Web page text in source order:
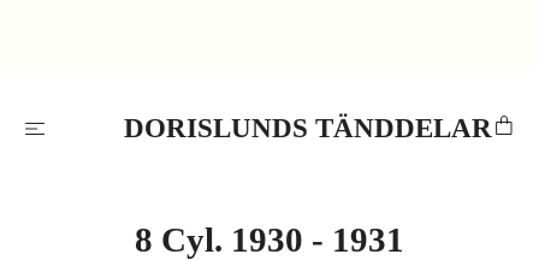
DORISLUNDS TÄNDDELAR
8 Cyl. 1930 - 1931